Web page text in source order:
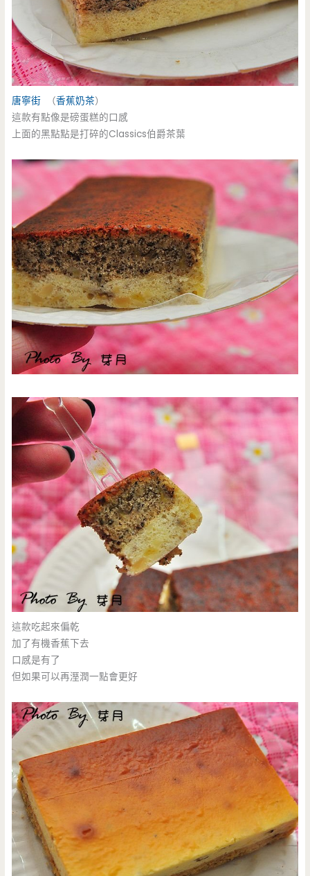
唐寧街 （香蕉奶茶）
這款有點像是磅蛋糕的口感
上面的黑點點是打碎的Classics伯爵茶葉
這款吃起來偏乾
加了有機香蕉下去
口感是有了
但如果可以再溼潤一點會更好